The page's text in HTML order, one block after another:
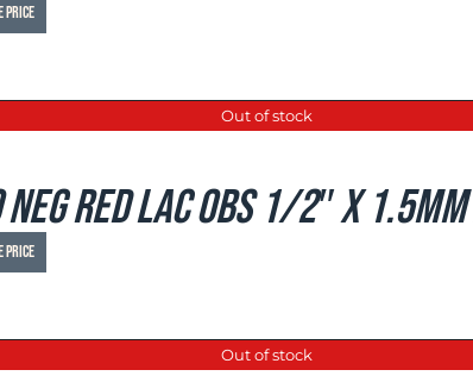
price
Out of stock
Neg Red LAC OBS 1/2″ x
price
Out of stock